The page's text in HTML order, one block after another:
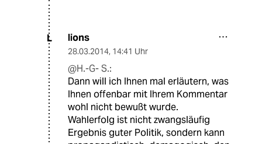
L lions
28.03.2014, 14:41 Uhr
@H.-G- S.:
Dann will ich Ihnen mal erläutern, was
Ihnen offenbar mit Ihrem Kommentar
wohl nicht bewußt wurde.
Wahlerfolg ist nicht zwangsläufig
Ergebnis guter Politik, sondern kann